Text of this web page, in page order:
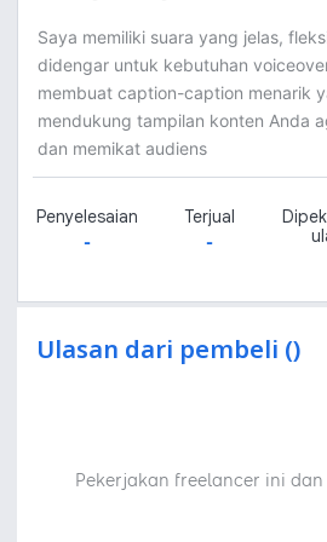
Saya memiliki suara yang jelas,
didengar untuk kebutuhan
membuat caption-caption menarik
mendukung tampilan konten Anda
dan memikat audiens
Penyelesaian
-
Terjual
-
Ulasan dari pembeli ()
Pekerjakan freelancer ini